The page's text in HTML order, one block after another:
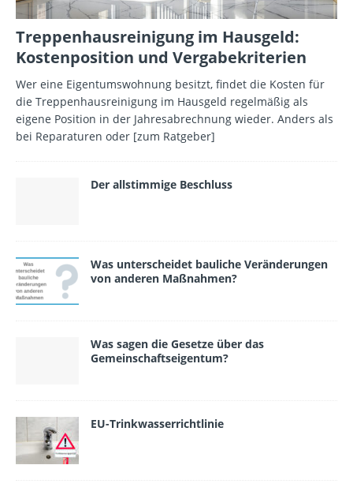
Treppenhausreinigung im Hausgeld:
Kostenposition und Vergabekriterien
Wer eine Eigentumswohnung besitzt, findet die Kosten für
die Treppenhausreinigung im Hausgeld regelmäßig als
eigene Position in der Jahresabrechnung wieder. Anders als
bei Reparaturen oder [zum Ratgeber]
Der allstimmige Beschluss
Was unterscheidet bauliche Veränderungen
von anderen Maßnahmen?
Was sagen die Gesetze über das
Gemeinschafts­eigentum?
EU-Trinkwasserrichtlinie